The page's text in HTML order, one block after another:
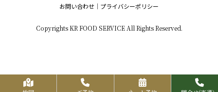
お問い合わせ プライバシーポリシー
Copyrights KR FOOD SERVICE All Rights Reserved.